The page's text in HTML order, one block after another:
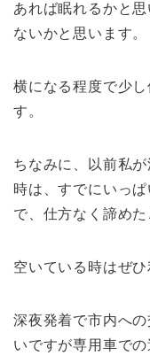
あれば眠れるかと
ないかと思います。
横になる程度で少
す。
ちなみに、以前私
時は、すでにいっ
で、仕方なく諦め
空いている時はぜひ
深夜発着で市内へ
いですが専用車での